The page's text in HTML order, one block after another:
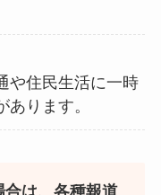
や住民生活に一時
ります。
は、各種報道